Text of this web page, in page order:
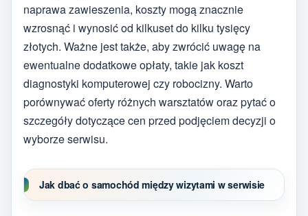
naprawa zawieszenia, koszty mogą znacznie
wzrosnąć i wynosić od kilkuset do kilku tysięcy
złotych. Ważne jest także, aby zwrócić uwagę na
ewentualne dodatkowe opłaty, takie jak koszt
diagnostyki komputerowej czy robocizny. Warto
porównywać oferty różnych warsztatów oraz pytać o
szczegóły dotyczące cen przed podjęciem decyzji o
wyborze serwisu.
Jak dbać o samochód między wizytami w serwisie